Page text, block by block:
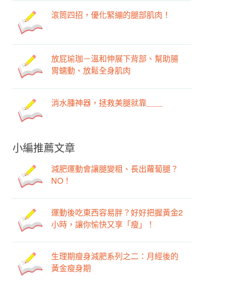
滾筒四招，優化緊繃的腿部肌肉！
放屁瑜珈－溫和伸展下背部、幫助腸
胃蠕動、放鬆全身肌肉
消水腫神器，拯救美腿就靠＿＿
小編推薦文章
減肥運動會讓腿變粗、長出蘿蔔腿？
NO！
運動後吃東西容易胖？好好把握黃金2
小時，讓你愉快又享「瘦」！
生理期瘦身減肥系列之二：月經後的
黃金瘦身期